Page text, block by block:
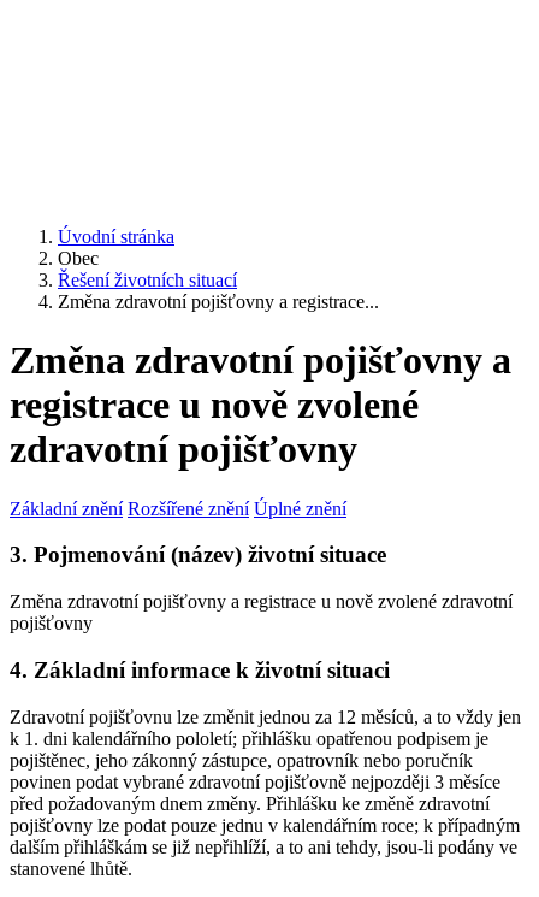
Úvodní stránka
Obec
Řešení životních situací
Změna zdravotní pojišťovny a registrace...
Změna zdravotní pojišťovny a
registrace u nově zvolené
zdravotní pojišťovny
Základní znění Rozšířené znění Úplné znění
3. Pojmenování (název) životní situace
Změna zdravotní pojišťovny a registrace u nově zvolené zdravotní
pojišťovny
4. Základní informace k životní situaci
Zdravotní pojišťovnu lze změnit jednou za 12 měsíců, a to vždy jen
k 1. dni kalendářního pololetí; přihlášku opatřenou podpisem je
pojištěnec, jeho zákonný zástupce, opatrovník nebo poručník
povinen podat vybrané zdravotní pojišťovně nejpozději 3 měsíce
před požadovaným dnem změny. Přihlášku ke změně zdravotní
pojišťovny lze podat pouze jednu v kalendářním roce; k případným
dalším přihláškám se již nepřihlíží, a to ani tehdy, jsou-li podány ve
stanovené lhůtě.